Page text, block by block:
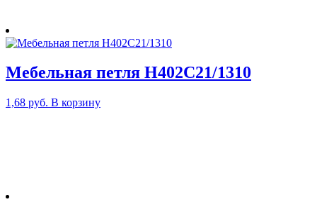
Мебельная петля H402C21/1310
1,68 руб. В корзину